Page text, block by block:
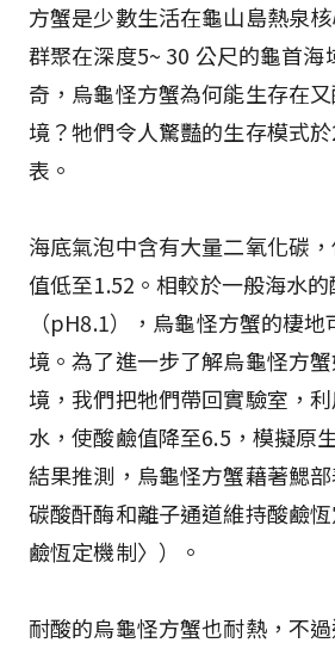
方蟹是少數生活在龜山島熱泉
群聚在深度5~ 30 公尺的龜首
奇，烏龜怪方蟹為何能生存在
境？牠們令人驚豔的生存模式
表。
海底氣泡中含有大量二氧化碳
值低至1.52。相較於一般海水
（pH8.1），烏龜怪方蟹的棲
境。為了進一步了解烏龜怪方
境，我們把牠們帶回實驗室，
水，使酸鹼值降至6.5，模擬原
結果推測，烏龜怪方蟹藉著鰓
碳酸酐酶和離子通道維持酸鹼
鹼恆定機制〉）。
耐酸的烏龜怪方蟹也耐熱，不